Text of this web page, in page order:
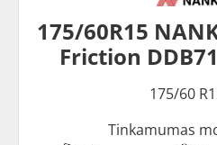
175/60R15
Friction
175/60
Tinkamumas